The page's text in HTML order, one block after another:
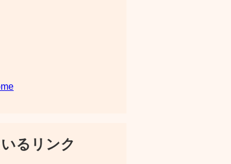
るリンク